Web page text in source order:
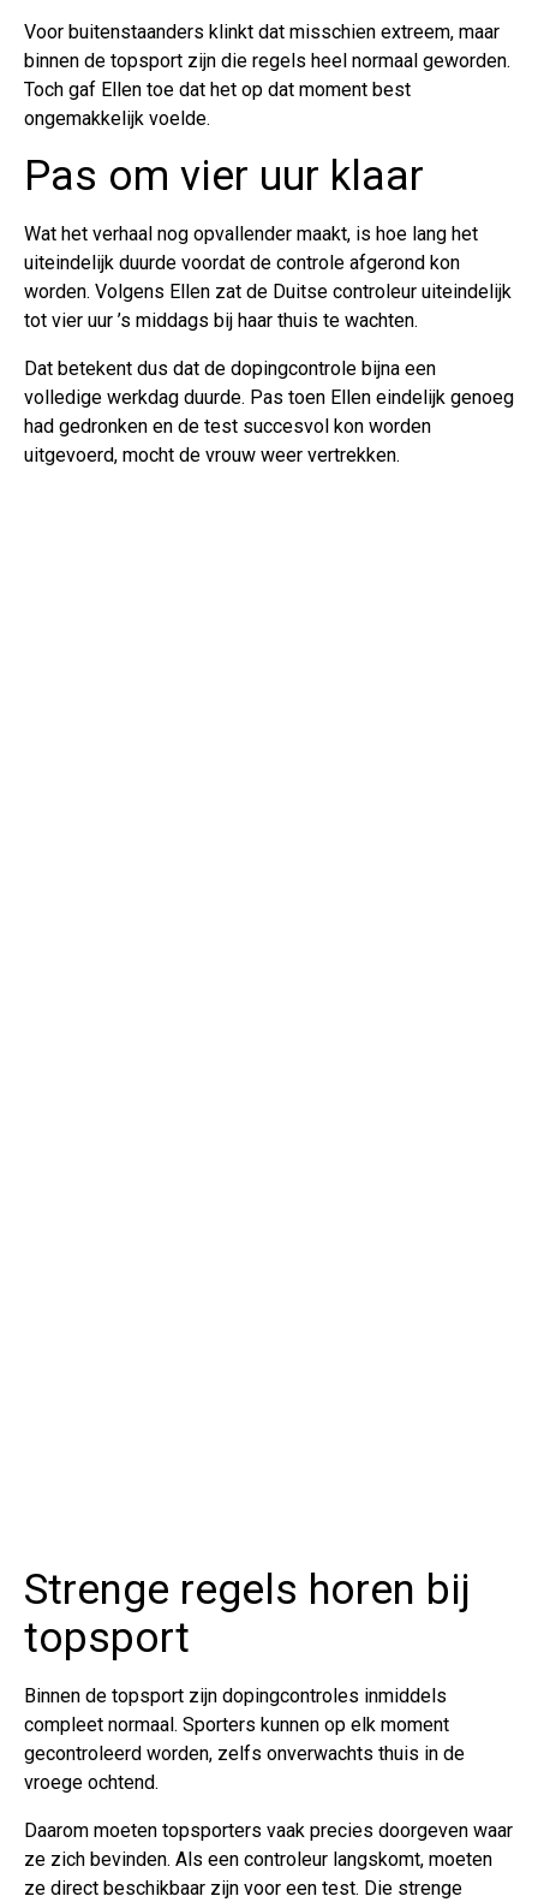
Voor buitenstaanders klinkt dat misschien extreem, maar
binnen de topsport zijn die regels heel normaal geworden.
Toch gaf Ellen toe dat het op dat moment best
ongemakkelijk voelde.
Pas om vier uur klaar
Wat het verhaal nog opvallender maakt, is hoe lang het
uiteindelijk duurde voordat de controle afgerond kon
worden. Volgens Ellen zat de Duitse controleur uiteindelijk
tot vier uur ’s middags bij haar thuis te wachten.
Dat betekent dus dat de dopingcontrole bijna een
volledige werkdag duurde. Pas toen Ellen eindelijk genoeg
had gedronken en de test succesvol kon worden
uitgevoerd, mocht de vrouw weer vertrekken.
Strenge regels horen bij
topsport
Binnen de topsport zijn dopingcontroles inmiddels
compleet normaal. Sporters kunnen op elk moment
gecontroleerd worden, zelfs onverwachts thuis in de
vroege ochtend.
Daarom moeten topsporters vaak precies doorgeven waar
ze zich bevinden. Als een controleur langskomt, moeten
ze direct beschikbaar zijn voor een test. Die strenge